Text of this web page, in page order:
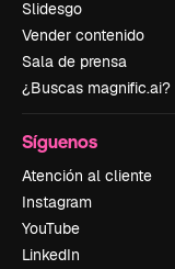
Slidesgo
Vender contenido
Sala de prensa
¿Buscas magnific.ai?
Síguenos
Atención al cliente
Instagram
YouTube
LinkedIn